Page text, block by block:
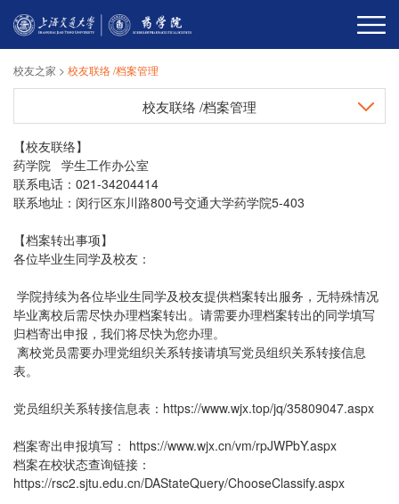
校友之家 > 校友联络 /档案管理
校友联络 /档案管理
【校友联络】
药学院 学生工作办公室
联系电话：021-34204414
联系地址：闵行区东川路800号交通大学药学院5-403
【档案转出事项】
各位毕业生同学及校友：
学院持续为各位毕业生同学及校友提供档案转出服务，无特殊情况
毕业离校后需尽快办理档案转出。请需要办理档案转出的同学填写
归档寄出申报，我们将尽快为您办理。
离校党员需要办理党组织关系转接请填写党员组织关系转接信息
表。
党员组织关系转接信息表： https://www.wjx.top/jq/35809047.aspx
档案寄出申报填写： https://www.wjx.cn/vm/rpJWPbY.aspx
档案在校状态查询链接：
https://rsc2.sjtu.edu.cn/DAStateQuery/ChooseClassify.aspx